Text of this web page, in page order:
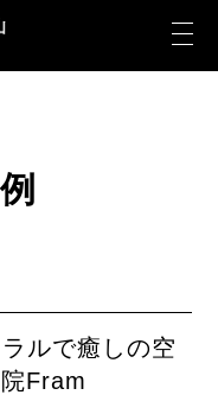
ルで癒しの空
Fram